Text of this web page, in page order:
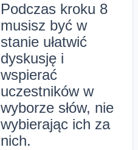
Podczas kroku 8
musisz być w
stanie ułatwić
dyskusję i
wspierać
uczestników w
wyborze słów, nie
wybierając ich za
nich.